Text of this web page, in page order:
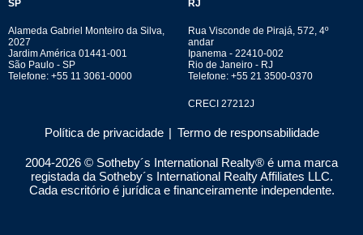
SP
Alameda Gabriel Monteiro da Silva,
2027
Jardim América 01441-001
São Paulo - SP
Telefone: +55 11 3061-0000
RJ
Rua Visconde de Pirajá, 572, 4º
andar
Ipanema - 22410-002
Rio de Janeiro - RJ
Telefone: +55 21 3500-0370
CRECI 27212J
Política de privacidade | Termo de responsabilidade
2004-2026 © Sotheby´s International Realty® é uma marca
registada da Sotheby´s International Realty Affiliates LLC.
Cada escritório é jurídica e financeiramente independente.